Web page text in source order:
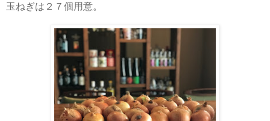
玉ねぎは２７個用意。